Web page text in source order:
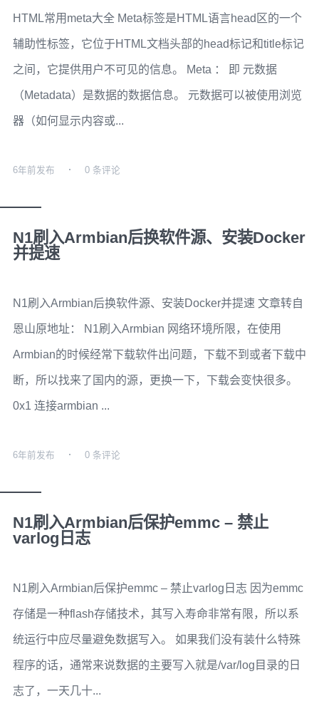
HTML常用meta大全 Meta标签是HTML语言head区的一个
辅助性标签，它位于HTML文档头部的head标记和title标记
之间，它提供用户不可见的信息。 Meta ： 即 元数据
（Metadata）是数据的数据信息。 元数据可以被使用浏览
器（如何显示内容或...
6年前发布 0 条评论
N1刷入Armbian后换软件源、安装Docker
并提速
N1刷入Armbian后换软件源、安装Docker并提速 文章转自
恩山原地址： N1刷入Armbian 网络环境所限，在使用
Armbian的时候经常下载软件出问题，下载不到或者下载中
断，所以找来了国内的源，更换一下，下载会变快很多。
0x1 连接armbian ...
6年前发布 0 条评论
N1刷入Armbian后保护emmc – 禁止
varlog日志
N1刷入Armbian后保护emmc – 禁止varlog日志 因为emmc
存储是一种flash存储技术，其写入寿命非常有限，所以系
统运行中应尽量避免数据写入。 如果我们没有装什么特殊
程序的话，通常来说数据的主要写入就是/var/log目录的日
志了，一天几十...